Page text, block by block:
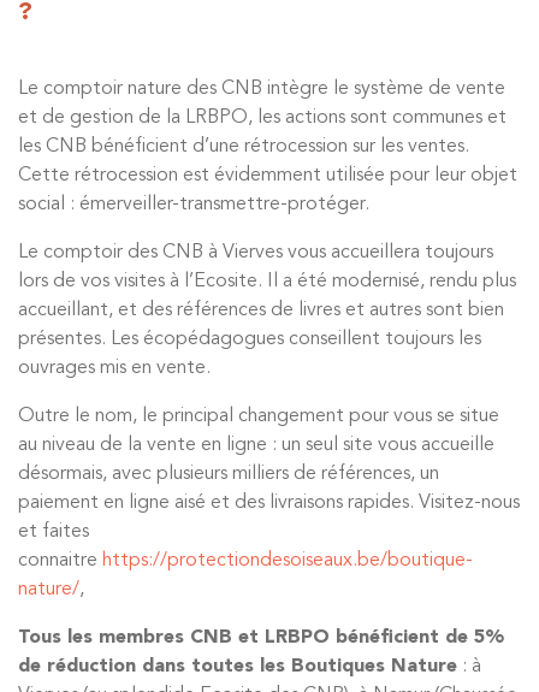
?
Le comptoir nature des CNB intègre le système de vente
et de gestion de la LRBPO, les actions sont communes et
les CNB bénéficient d’une rétrocession sur les ventes.
Cette rétrocession est évidemment utilisée pour leur objet
social : émerveiller-transmettre-protéger.
Le comptoir des CNB à Vierves vous accueillera toujours
lors de vos visites à l’Ecosite. Il a été modernisé, rendu plus
accueillant, et des références de livres et autres sont bien
présentes. Les écopédagogues conseillent toujours les
ouvrages mis en vente.
Outre le nom, le principal changement pour vous se situe
au niveau de la vente en ligne : un seul site vous accueille
désormais, avec plusieurs milliers de références, un
paiement en ligne aisé et des livraisons rapides. Visitez-nous
et faites
connaitre https://protectiondesoiseaux.be/boutique-
nature/,
Tous les membres CNB et LRBPO bénéficient de 5%
de réduction dans toutes les Boutiques Nature : à